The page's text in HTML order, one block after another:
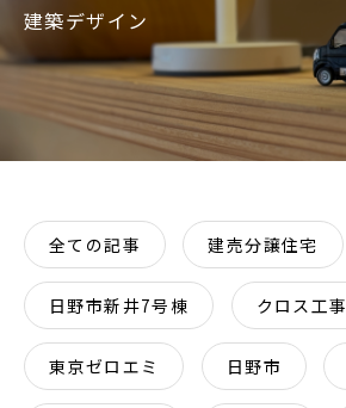
建築デザイン
全ての記事 建売分譲住宅
日野市新井7号棟 クロス工事
東京ゼロエミ 日野市